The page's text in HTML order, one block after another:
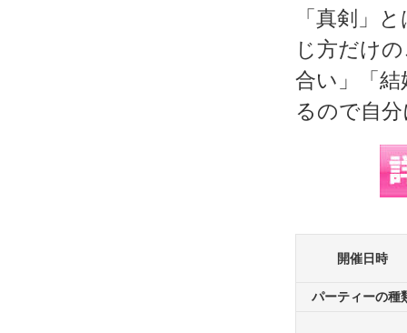
「真剣」
じ方だけ
合い」「
るので自
開催日時
パーティーの種